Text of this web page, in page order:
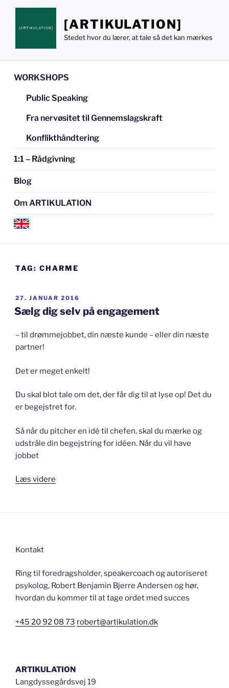
Videre
indhold
[ARTIKULATION]
Stedet hvor du lærer, at tale så det kan mærkes
WORKSHOPS
Public Speaking
Fra nervøsitet til Gennemslagskraft
Konflikthåndtering
1:1 – Rådgivning
Blog
Om ARTIKULATION
TAG: CHARME
UDGIVET
DEN
27. JANUAR 2016
Sælg dig selv på engagement
– til drømmejobbet, din næste kunde – eller din næste
partner!
Det er meget enkelt!
Du skal blot tale om det, der får dig til at lyse op! Det du
er begejstret for.
Så når du pitcher en idé til chefen, skal du mærke og
udstråle din begejstring for idéen. Når du vil have
jobbet
Læs videre
på
Kontakt
Ring til foredragsholder, speakercoach og autoriseret
psykolog, Robert Benjamin Bjerre Andersen og hør,
hvordan du kommer til at tage ordet med succes
+45 20 92 08 73 robert@artikulation.dk
ARTIKULATION
Langdyssegårdsvej 19